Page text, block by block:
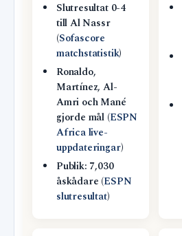
Slutresultat 0-4
till Al Nassr
(Sofascore
matchstatistik)
Ronaldo,
Martínez, Al-
Amri och Mané
gjorde mål (ESPN
Africa live-
uppdateringar)
Publik: 7,030
åskådare (ESPN
slutresultat)